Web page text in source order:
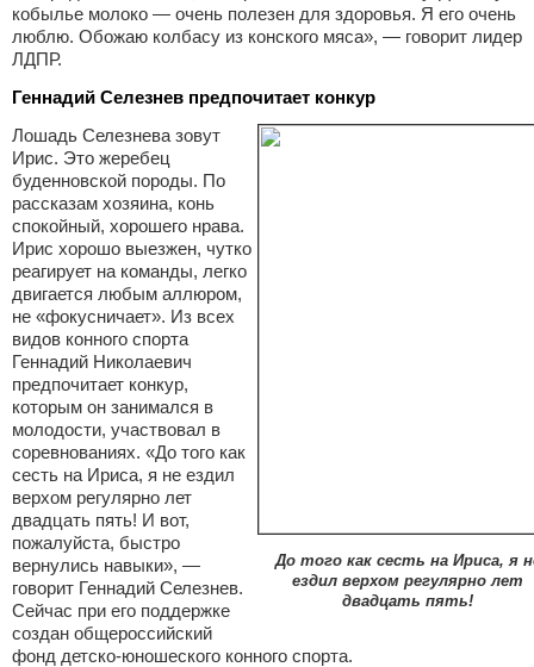
кобылье молоко — очень полезен для здоровья. Я его очень
люблю. Обожаю колбасу из конского мяса», — говорит лидер
ЛДПР.
Геннадий Селезнев предпочитает конкур
До того как сесть на Ириса, я
ездил верхом регулярно лет
двадцать пять!
Лошадь Селезнева зовут
Ирис. Это жеребец
буденновской породы. По
рассказам хозяина, конь
спокойный, хорошего нрава.
Ирис хорошо выезжен, чутко
реагирует на команды, легко
двигается любым аллюром,
не «фокусничает». Из всех
видов конного спорта
Геннадий Николаевич
предпочитает конкур,
которым он занимался в
молодости, участвовал в
соревнованиях. «До того как
сесть на Ириса, я не ездил
верхом регулярно лет
двадцать пять! И вот,
пожалуйста, быстро
вернулись навыки», —
говорит Геннадий Селезнев.
Сейчас при его поддержке
создан общероссийский
фонд детско-юношеского конного спорта.